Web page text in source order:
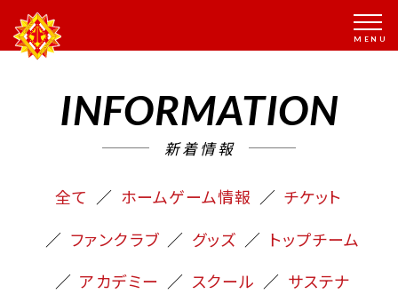
INFORMATION
新着情報
全て ホームゲーム情報
チケット
ファンクラブ
グッズ
トップチーム
アカデミー
スクール
サステナ